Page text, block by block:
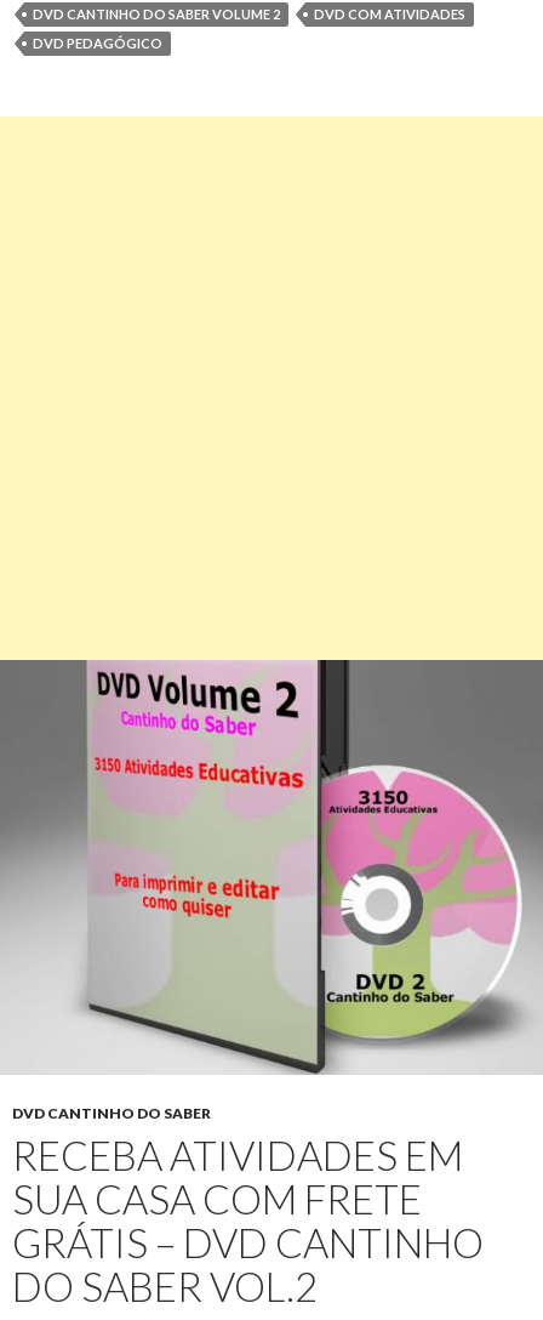
DVD CANTINHO DO SABER VOLUME 2
DVD COM ATIVIDADES
DVD PEDAGÓGICO
DVD CANTINHO DO SABER
RECEBA ATIVIDADES EM
SUA CASA COM FRETE
GRÁTIS – DVD CANTINHO
DO SABER VOL.2